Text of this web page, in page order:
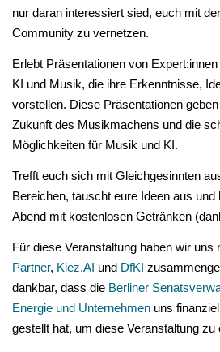
nur daran interessiert sied, euch mit
Community zu vernetzen.
Erlebt Präsentationen von
KI und Musik, die ihre Erkenntnisse,
vorstellen. Diese Präsentationen
Zukunft des Musikmachens und die
Möglichkeiten für Musik und KI.
Trefft euch sich mit Gleichgesinnten
Bereichen, tauscht eure Ideen aus und
Abend mit kostenlosen Getränken
Für diese Veranstaltung haben wir uns
Partner, Kiez.AI und DfKI
dankbar, dass die Berliner
Energie und Unternehmen uns
gestellt hat, um diese Veranstaltung zu